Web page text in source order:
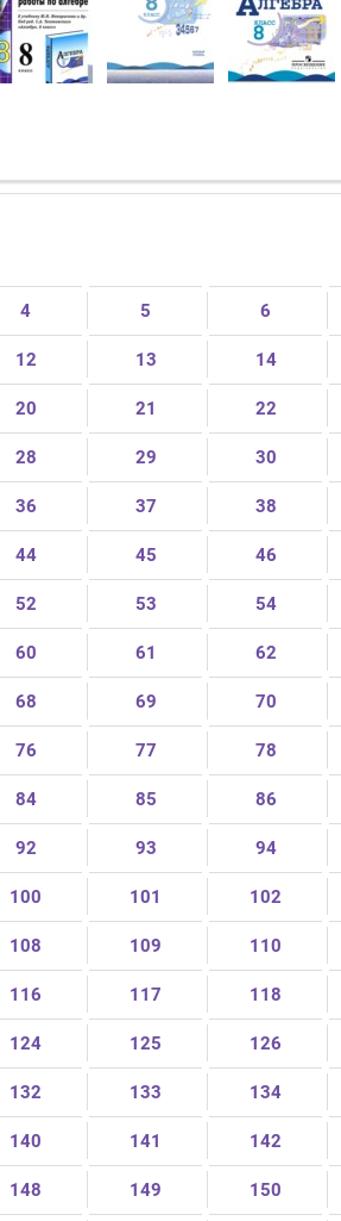
4 5 6
12 13 14
20 21 22
28 29 30
36 37 38
44 45 46
52 53 54
60 61 62
68 69 70
76 77 78
84 85 86
92 93 94
100 101 102
108 109 110
116 117 118
124 125 126
132 133 134
140 141 142
148 149 150